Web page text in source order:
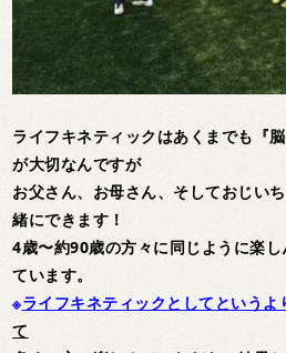
ライフキネティックはあくまでも『
が大切なんですが
お父さん、お母さん、そしておじい
緒にできます！
4歳〜約90歳の方々に同じように楽
ています。
※ライフキネティックとしてというよ
て